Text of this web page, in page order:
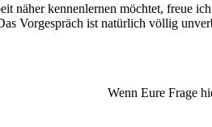
näher kennenlernen möchtet, freue
Vorgespräch ist natürlich völlig
Wenn Eure Frage